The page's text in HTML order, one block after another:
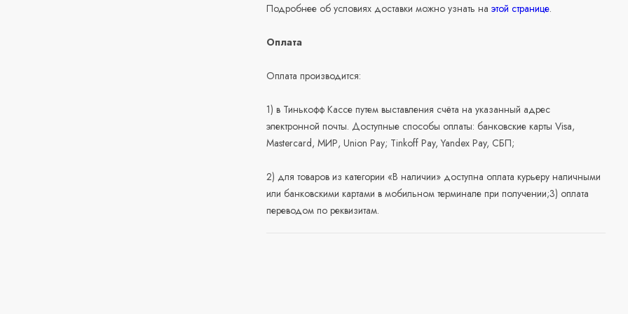
Подробнее об условиях доставки можно узнать наэтой странице.
Оплата
Оплата производится:
1) в Тинькофф Кассе путем выставления счёта на указанный адрес
электронной почты. Доступные способы оплаты: банковские карты Visa,
Mastercard, МИР, Union Pay; Tinkoff Pay, Yandex Pay, СБП;
2) для товаров из категории «В наличии» доступна оплата курьеру наличными
или банковскими картами в мобильном терминале при получении;3) оплата
переводом по реквизитам.